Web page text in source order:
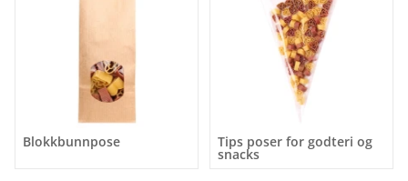
Blokkbunnpose Tips poser for godteri og
snacks